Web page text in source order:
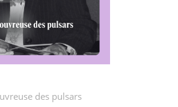
des pulsars